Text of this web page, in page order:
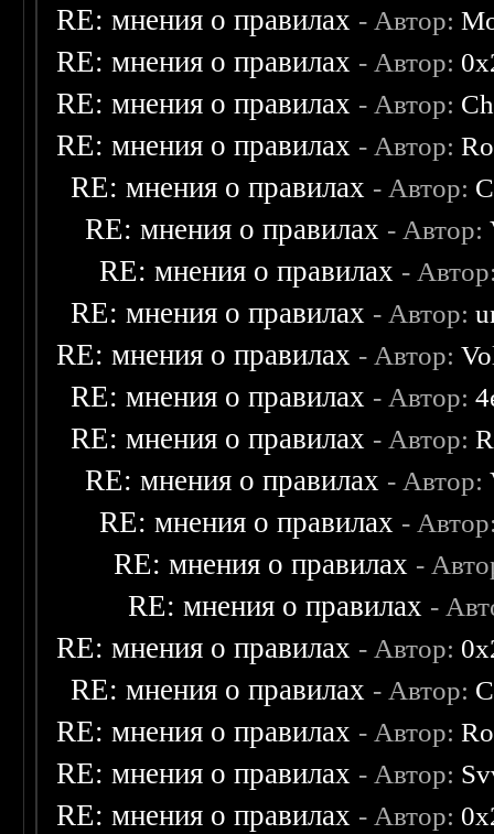
RE: мнения о правилах - Автор:
RE: мнения о правилах - Автор:
RE: мнения о правилах - Автор:
RE: мнения о правилах - Автор:
RE: мнения о правилах - Автор:
RE: мнения о правилах - Автор:
RE: мнения о правилах -
RE: мнения о правилах - Автор:
RE: мнения о правилах - Автор:
RE: мнения о правилах - Автор:
RE: мнения о правилах - Автор:
RE: мнения о правилах - Автор:
RE: мнения о правилах -
RE: мнения о правилах -
RE: мнения о правилах -
RE: мнения о правилах - Автор:
RE: мнения о правилах - Автор:
RE: мнения о правилах - Автор:
RE: мнения о правилах - Автор:
RE: мнения о правилах - Автор: